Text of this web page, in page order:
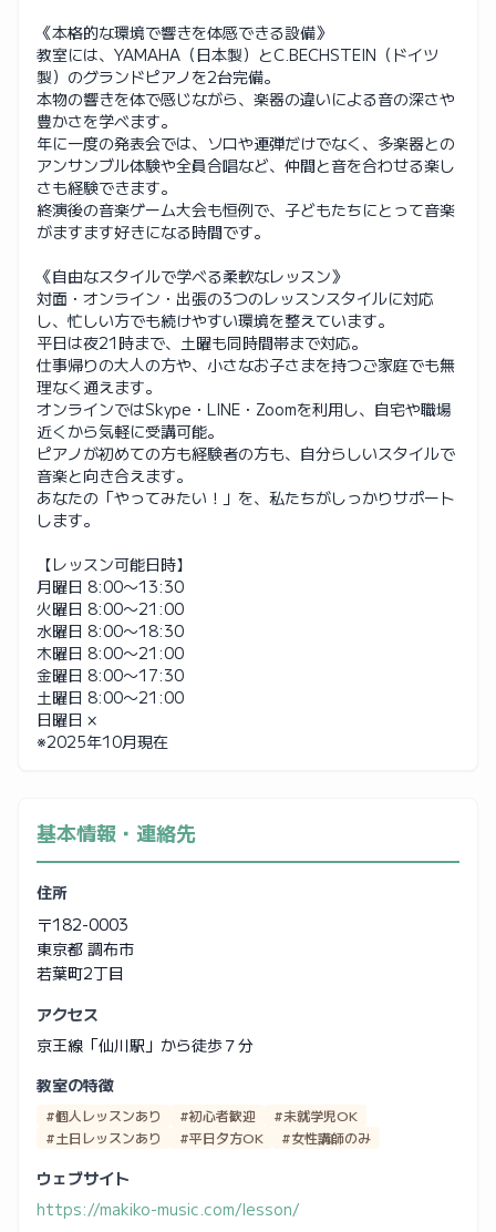
《本格的な環境で響きを体感できる設備》
教室には、YAMAHA（日本製）とC.BECHSTEIN（ドイツ
製）のグランドピアノを2台完備。
本物の響きを体で感じながら、楽器の違いによる音の深さや
豊かさを学べます。
年に一度の発表会では、ソロや連弾だけでなく、多楽器との
アンサンブル体験や全員合唱など、仲間と音を合わせる楽し
さも経験できます。
終演後の音楽ゲーム大会も恒例で、子どもたちにとって音楽
がますます好きになる時間です。
《自由なスタイルで学べる柔軟なレッスン》
対面・オンライン・出張の3つのレッスンスタイルに対応
し、忙しい方でも続けやすい環境を整えています。
平日は夜21時まで、土曜も同時間帯まで対応。
仕事帰りの大人の方や、小さなお子さまを持つご家庭でも無
理なく通えます。
オンラインではSkype・LINE・Zoomを利用し、自宅や職場
近くから気軽に受講可能。
ピアノが初めての方も経験者の方も、自分らしいスタイルで
音楽と向き合えます。
あなたの「やってみたい！」を、私たちがしっかりサポート
します。
【レッスン可能日時】
月曜日 8:00〜13:30
火曜日 8:00〜21:00
水曜日 8:00〜18:30
木曜日 8:00〜21:00
金曜日 8:00〜17:30
土曜日 8:00〜21:00
日曜日 ×
※2025年10月現在
基本情報・連絡先
住所
〒182-0003
東京都 調布市
若葉町2丁目
アクセス
京王線「仙川駅」から徒歩７分
教室の特徴
#個人レッスンあり #初心者歓迎
#未就学児OK
#土日レッスンあり
#平日夕方OK #女性講師のみ
ウェブサイト
https://makiko-music.com/lesson/